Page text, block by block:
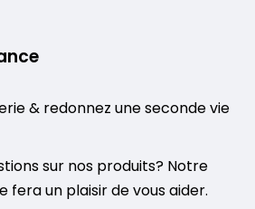
& redonnez une seconde vie
sur nos produits? Notre
fera un plaisir de vous aider.